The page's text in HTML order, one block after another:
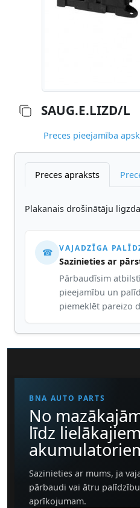
SAUG.E.LIZD/L
Preces pieejamība
Preces apraksts
Plakanais drošinātāju
☎ VAJADZĪGA
Sazinieties ar
Pārbaudīsim
pieejamību un
piemeklēt pareizo
BNA AUTO PARTS
No
līdz lielākajiem
Sazinieties ar mums, ja
pārbaudi vai ātru
aprīkojumam.